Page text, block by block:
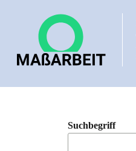
Suchbegriff